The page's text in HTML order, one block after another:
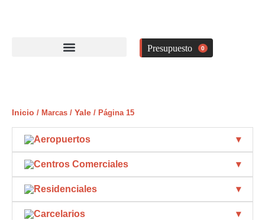
0
Inicio / Marcas / Yale / Página 15
Aeropuertos
Centros Comerciales
Residenciales
Carcelarios